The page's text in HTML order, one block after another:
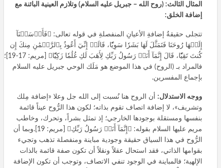
المثال الثالث: (روح الله – جبريل عليه السلام) وتلازم العينية البائنة مع
إضافة الخلق:
تتجلى حقيقةُ إضافةِ الأعيانِ المنفصلةِ في قوله تعالى: ﴿فَأَرۡسَلۡنَآ
إِلَيۡهَا رُوحَنَا فَتَمَثَّلَ لَهَا بَشَرٗا سَوِيّٗا، قَالَتۡ إِنِّيٓ أَعُوذُ بِٱلرَّحۡمَٰنِ مِنكَ إِن
كُنتَ تَقِيّٗا، قَالَ إِنَّمَآ أَنَا۠ رَسُولُ رَبِّكِ لِأَهَبَ لَكِ غُلَٰمٗا زَكِيّٗا﴾ [مريم: 17-19]؛
فالمراد بـ (الروح) في هذا الموضع هو مَلَك الوحي جبريل عليه السلام
بإجماع المفسرين.
ووجه الاستدلال: أن الروح هنا نُسبت إلى الله جل وعلا «إضافة مِلك
وتشريف»، لا إضافة اتصاف تقوم بذاته؛ لكون هذا الرُّوح عيناً قائمة
بنفسها ومستقلة بوجودها الخارجي؛ إذ تمثل بشراً، وتحرك، وخاطب
مريم عليها السلام بقوله: ﴿إِنَّمَآ أَنَا۠ رَسُولُ رَبِّكِ﴾ [مريم: 19].وبما أن
الرُّوح في هذا السياق حقيقة وجودية مباينة ومنفصلة تذهب وتجيء
بقوامها الذاتي، فقد استحال عقلاً ونقلاً أن تكون صفة قائمة بالذات
الإلهية؛ فالمباينة في الوجود تنفي الاتصاف، وتوجب أن تكون الإضافة